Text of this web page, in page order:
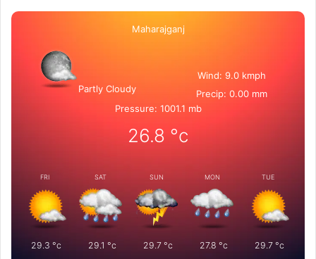
Maharajganj
Partly Cloudy
Wind: 9.0 kmph
Precip: 0.00 mm
Pressure: 1001.1 mb
26.8 °c
FRI
29.3 °c
SAT
29.1 °c
SUN
29.7°c
MON
27.8 °c
TUE
29.7 °c